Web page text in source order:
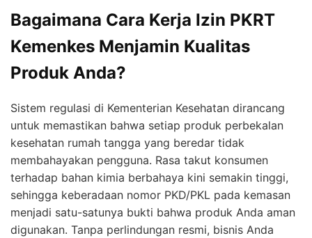
Bagaimana Cara Kerja Izin PKRT
Kemenkes Menjamin Kualitas
Produk Anda?
Sistem regulasi di Kementerian Kesehatan dirancang
untuk memastikan bahwa setiap produk perbekalan
kesehatan rumah tangga yang beredar tidak
membahayakan pengguna. Rasa takut konsumen
terhadap bahan kimia berbahaya kini semakin tinggi,
sehingga keberadaan nomor PKD/PKL pada kemasan
menjadi satu-satunya bukti bahwa produk Anda aman
digunakan. Tanpa perlindungan resmi, bisnis Anda